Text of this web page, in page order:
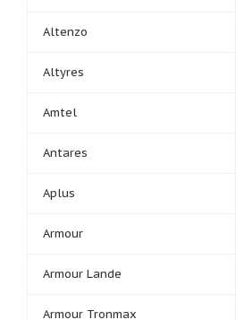
Altenzo
Altyres
Amtel
Antares
Aplus
Armour
Armour Lande
Armour Tronmax